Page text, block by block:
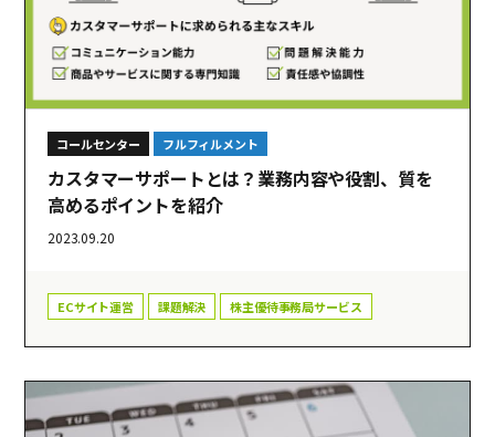
コールセンター フルフィルメント
カスタマーサポートとは？業務内容や役割、質を
高めるポイントを紹介
2023.09.20
ECサイト運営 課題解決 株主優待事務局サービス